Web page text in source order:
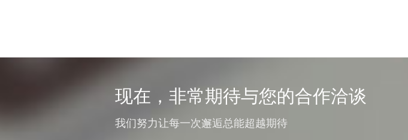
现在，非常期待与您的合作洽谈
我们努力让每一次邂逅总能超越期待